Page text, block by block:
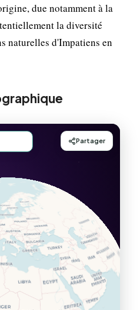
due notamment à la
la diversité
naturelles d'Impatiens en